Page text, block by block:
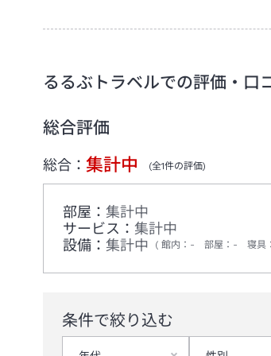
るるぶトラベルでの評価・口
総合評価
総合： 集計中 (全1件の評価)
部屋： 集計中
サービス： 集計中
設備： 集計中 館内 ： - 部屋 ： - 寝具 ：
条件で絞り込む